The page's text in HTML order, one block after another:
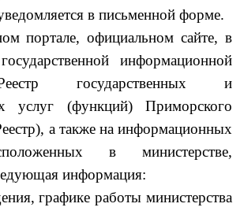
в письменной форме.
портале, официальном сайте, в
информационной
государственных и
услуг (функций) Приморского
а также на информационных
в министерстве,
информация:
графике работы министерства